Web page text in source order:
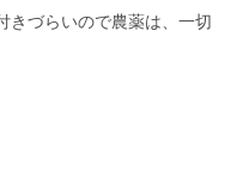
きづらいので農薬は、一切